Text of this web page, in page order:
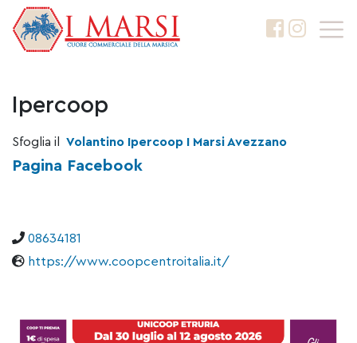
Ipercoop
Sfoglia il Volantino Ipercoop I Marsi Avezzano
Pagina Facebook
08634181
https://www.coopcentroitalia.it/